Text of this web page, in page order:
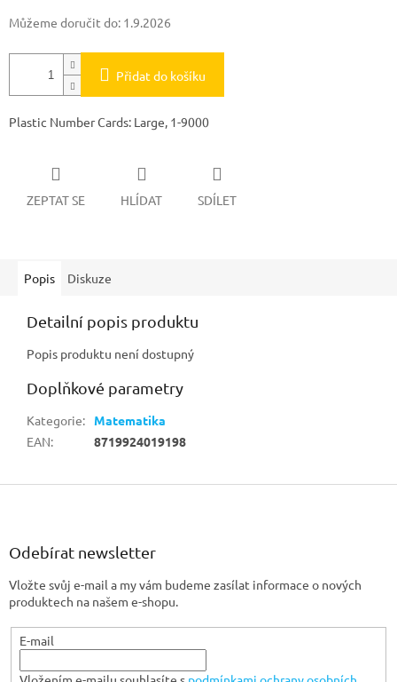
Můžeme doručit do: 1.9.2026
Přidat do košíku
Plastic Number Cards: Large, 1-9000
ZEPTAT SE HLÍDAT SDÍLET
Popis Diskuze
Detailní popis produktu
Popis produktu není dostupný
Doplňkové parametry
Kategorie:
Matematika
EAN: 8719924019198
Z
Odebírat newsletter
Vložte svůj e-mail a my vám budeme zasílat informace o nových
produktech na našem e-shopu.
E-mail